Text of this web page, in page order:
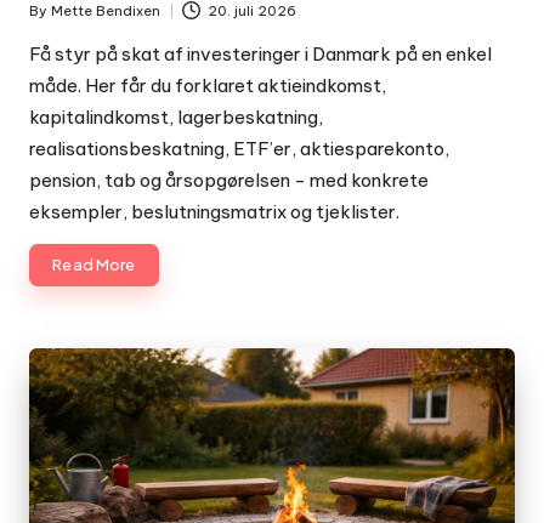
Posted
by
By Mette Bendixen 20. juli 2026
Få styr på skat af investeringer i Danmark på en enkel
måde. Her får du forklaret aktieindkomst,
kapitalindkomst, lagerbeskatning,
realisationsbeskatning, ETF’er, aktiesparekonto,
pension, tab og årsopgørelsen - med konkrete
eksempler, beslutningsmatrix og tjeklister.
Read More